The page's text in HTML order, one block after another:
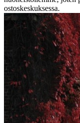
ostoskeskuksessa.